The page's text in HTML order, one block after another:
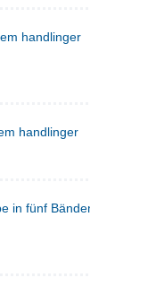
handlinger
handlinger
in fünf Bänden